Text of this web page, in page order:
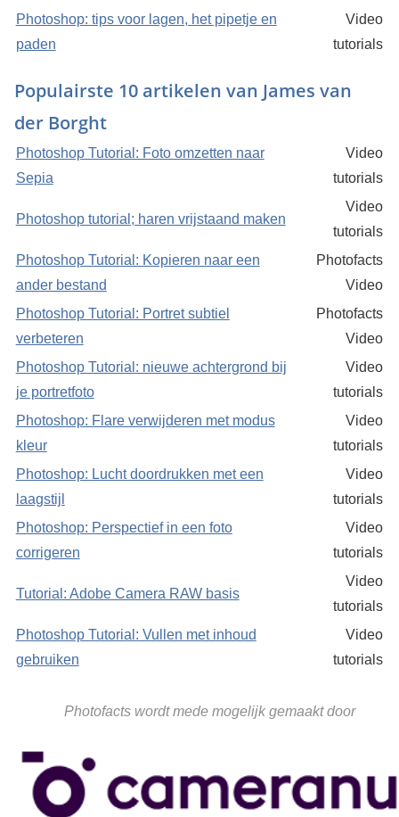
Photoshop: tips voor lagen, het pipetje en
paden
Video
tutorials
Populairste 10 artikelen van James van
der Borght
Photoshop Tutorial: Foto omzetten naar
Sepia
Video
tutorials
Photoshop tutorial; haren vrijstaand maken
Video
tutorials
Photoshop Tutorial: Kopieren naar een
ander bestand
Photofacts
Video
Photoshop Tutorial: Portret subtiel
verbeteren
Photofacts
Video
Photoshop Tutorial: nieuwe achtergrond bij
je portretfoto
Video
tutorials
Photoshop: Flare verwijderen met modus
kleur
Video
tutorials
Photoshop: Lucht doordrukken met een
laagstijl
Video
tutorials
Photoshop: Perspectief in een foto
corrigeren
Video
tutorials
Tutorial: Adobe Camera RAW basis
Video
tutorials
Photoshop Tutorial: Vullen met inhoud
gebruiken
Video
tutorials
Photofacts wordt mede mogelijk gemaakt door